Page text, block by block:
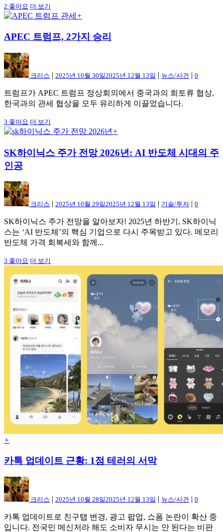
2 좋아요 더 보기
+
APEC 트럼프, 2가지 승리
크리스 | 2025년 10월 30일2025년 12월 13일 | 뉴스/사건 | 0
트럼프가 APEC 트럼프 정상회의에서 중국과의 희토류 협상,
한국과의 관세 협상을 모두 유리하게 이끌었습니다.
3 좋아요 더 보기
+
SK하이닉스 주가 전망 2026년: AI 반도체 시대의 주
인공
크리스 | 2025년 10월 29일2025년 12월 13일 | 기술/투자 | 0
SK하이닉스 주가 전망을 알아보자! 2025년 하반기, SK하이닉
스는 ‘AI 반도체’의 핵심 기업으로 다시 주목받고 있다. 메모리
반도체 가격 회복세와 함께...
3 좋아요 더 보기
+
카톡 업데이트 근황: 1점 테러의 서막
크리스 | 2025년 10월 28일2025년 12월 13일 | 뉴스/사건 | 0
카톡 업데이트로 친구탭 변경, 광고 팝업, 쇼폼 논란이 확산 중
입니다. 전국민 메신저라 해도 소비자 무시는 안 된다는 비판